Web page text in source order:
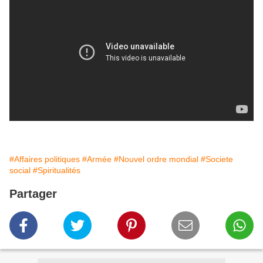
#Affaires politiques #Armée #Nouvel ordre mondial #Societe
social #Spiritualités
Partager